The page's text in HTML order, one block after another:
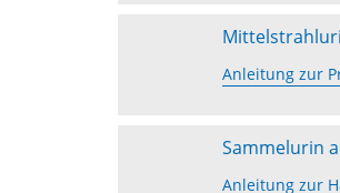
Anleitung zur
Sammelurin
Anleitung zur